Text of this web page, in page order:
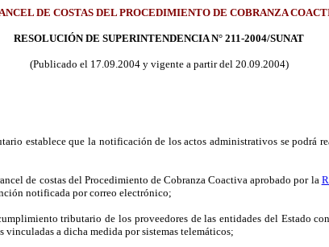
DE COSTAS DEL PROCEDIMIENTO DE COBRANZA
RESOLUCIÓN DE SUPERINTENDENCIA N° 211-2004/SUNAT
(Publicado el 17.09.2004 y vigente a partir del 20.09.2004)
establece que la notificación de los actos administrativos se podrá
de costas del Procedimiento de Cobranza Coactiva aprobado por la
notificada por correo electrónico;
tributario de los proveedores de las entidades del Estado
a dicha medida por sistemas telemáticos;